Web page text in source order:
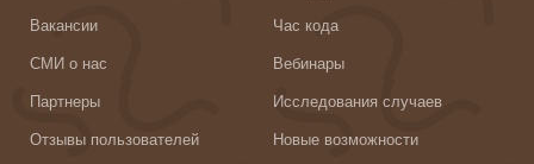
Вакансии
СМИ о нас
Партнеры
Отзывы пользователей
Час кода
Вебинары
Исследования случаев
Новые возможности